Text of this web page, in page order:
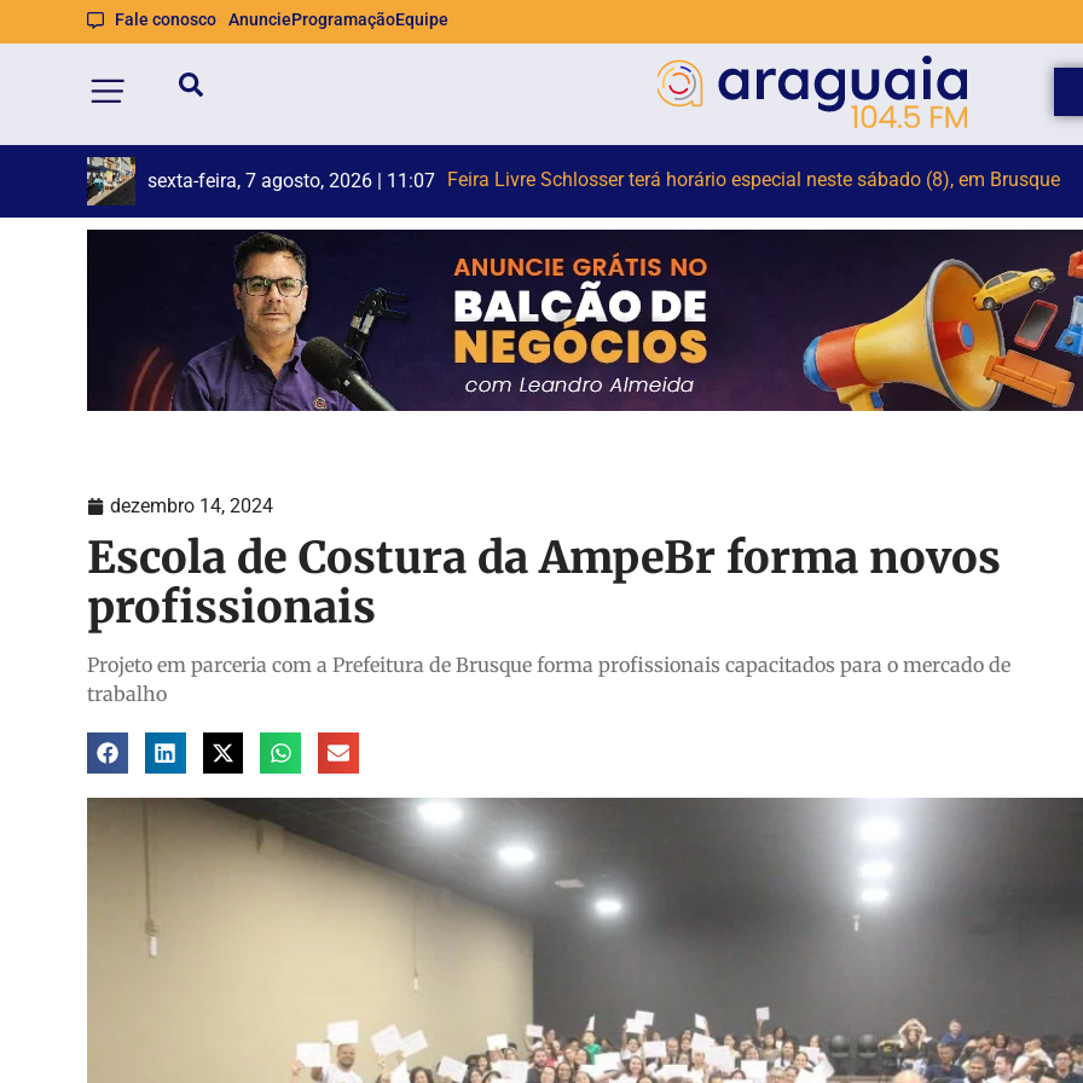
Fale conosco AnuncieProgramaçãoEquipe
sexta-feira, 7 agosto, 2026 | 10:46 Carro capo
PF prende mulher suspeita de tráfico de pessoas para exploração sexual
dezembro 14, 2024
Escola de Costura da AmpeBr forma novos
profissionais
Projeto em parceria com a Prefeitura de Brusque forma profissionais capacitados para o mercado de
trabalho